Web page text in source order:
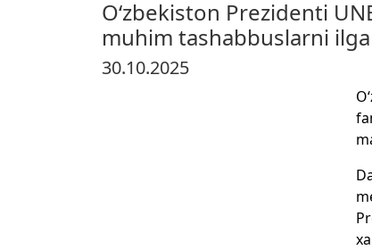
O‘zbekiston Prezidenti
muhim tashabbuslarni
30.10.2025